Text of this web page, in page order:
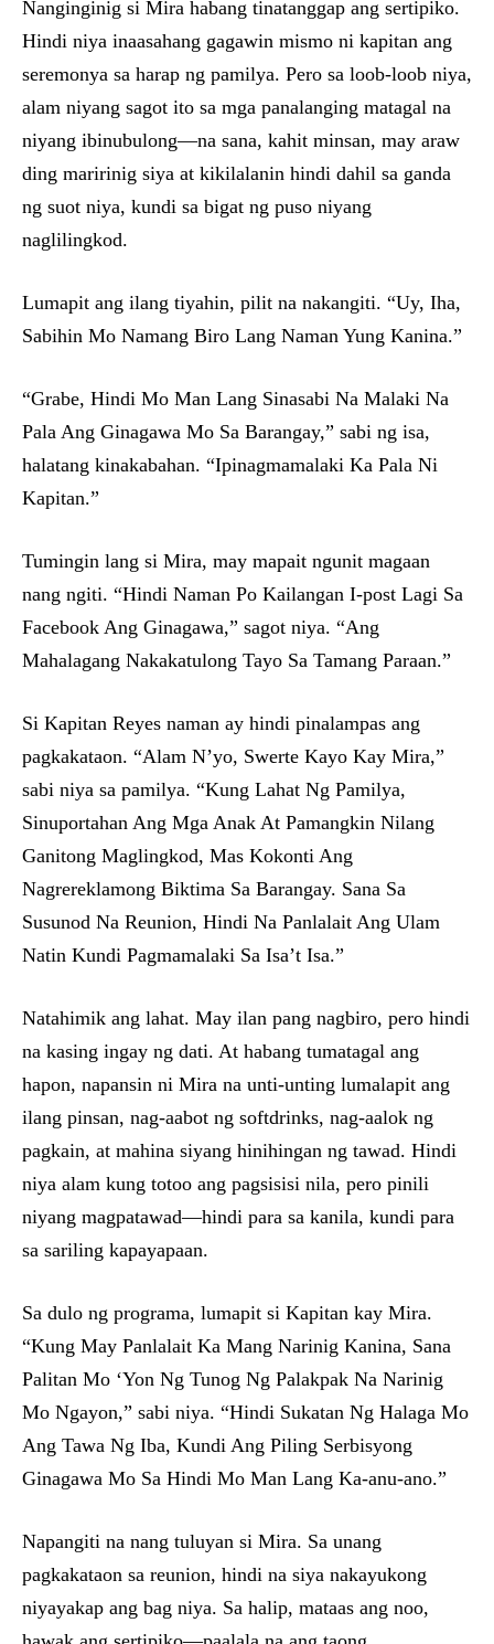
Nanginginig si Mira habang tinatanggap ang sertipiko.
Hindi niya inaasahang gagawin mismo ni kapitan ang
seremonya sa harap ng pamilya. Pero sa loob-loob niya,
alam niyang sagot ito sa mga panalanging matagal na
niyang ibinubulong—na sana, kahit minsan, may araw
ding maririnig siya at kikilalanin hindi dahil sa ganda
ng suot niya, kundi sa bigat ng puso niyang
naglilingkod.
Lumapit ang ilang tiyahin, pilit na nakangiti. “Uy, Iha,
Sabihin Mo Namang Biro Lang Naman Yung Kanina.”
“Grabe, Hindi Mo Man Lang Sinasabi Na Malaki Na
Pala Ang Ginagawa Mo Sa Barangay,” sabi ng isa,
halatang kinakabahan. “Ipinagmamalaki Ka Pala Ni
Kapitan.”
Tumingin lang si Mira, may mapait ngunit magaan
nang ngiti. “Hindi Naman Po Kailangan I-post Lagi Sa
Facebook Ang Ginagawa,” sagot niya. “Ang
Mahalagang Nakakatulong Tayo Sa Tamang Paraan.”
Si Kapitan Reyes naman ay hindi pinalampas ang
pagkakataon. “Alam N’yo, Swerte Kayo Kay Mira,”
sabi niya sa pamilya. “Kung Lahat Ng Pamilya,
Sinuportahan Ang Mga Anak At Pamangkin Nilang
Ganitong Maglingkod, Mas Kokonti Ang
Nagrereklamong Biktima Sa Barangay. Sana Sa
Susunod Na Reunion, Hindi Na Panlalait Ang Ulam
Natin Kundi Pagmamalaki Sa Isa’t Isa.”
Natahimik ang lahat. May ilan pang nagbiro, pero hindi
na kasing ingay ng dati. At habang tumatagal ang
hapon, napansin ni Mira na unti-unting lumalapit ang
ilang pinsan, nag-aabot ng softdrinks, nag-aalok ng
pagkain, at mahina siyang hinihingan ng tawad. Hindi
niya alam kung totoo ang pagsisisi nila, pero pinili
niyang magpatawad—hindi para sa kanila, kundi para
sa sariling kapayapaan.
Sa dulo ng programa, lumapit si Kapitan kay Mira.
“Kung May Panlalait Ka Mang Narinig Kanina, Sana
Palitan Mo ‘Yon Ng Tunog Ng Palakpak Na Narinig
Mo Ngayon,” sabi niya. “Hindi Sukatan Ng Halaga Mo
Ang Tawa Ng Iba, Kundi Ang Piling Serbisyong
Ginagawa Mo Sa Hindi Mo Man Lang Ka-anu-ano.”
Napangiti na nang tuluyan si Mira. Sa unang
pagkakataon sa reunion, hindi na siya nakayukong
niyayakap ang bag niya. Sa halip, mataas ang noo,